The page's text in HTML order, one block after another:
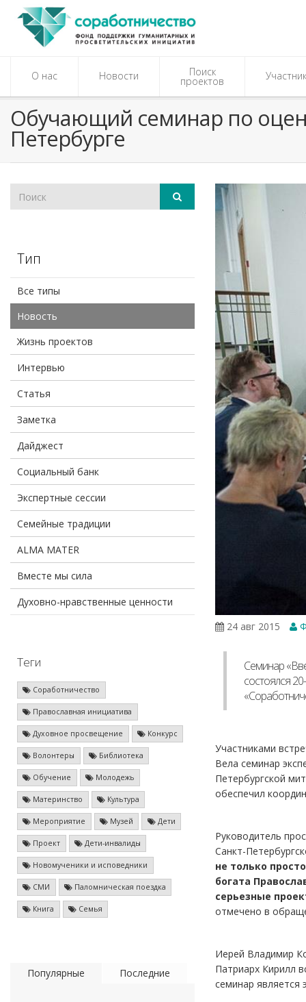
О нас Новости Поиск
проектов
Обучающий семинар по
Петербурге
Тип
Все типы
Новость
Жизнь проектов
Интервью
Статья
Заметка
Дайджест
Социальный банк
Экспертные сессии
Семейные традиции
ALMA MATER
Вместе мы сила
Духовно-нравственные ценности
Теги
Соработничество
Православная инициатива
Духовное просвещение Конкурс
Волонтеры Библиотека
Обучение Молодежь
Материнство Культура
Мероприятие Музей Дети
Проект Дети-инвалиды
Новомученики и исповедники
СМИ Паломническая поездка
Книга Семья
Популярные Последние
24 авг 2015
Семинар
состоялся
Участниками
Вела семинар
Петербургской
обеспечил
Руководитель
Санкт-
не только
богата
серьезные
отмечено в
Иерей Владимир
Патриарх Кирилл
семинар является